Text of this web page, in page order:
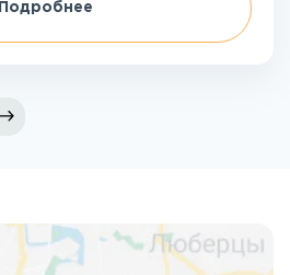
Подробнее